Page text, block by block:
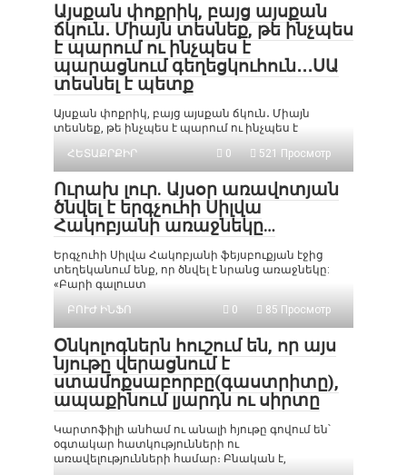
Այսքան փոքրիկ, բայց այսքան
ճկուն․ Միայն տեսնեք, թե ինչպես
է պարում ու ինչպես է
պարացնում գեղեցկուհուն․․․ՍԱ
տեսնել է պետք
Այսքան փոքրիկ, բայց այսքան ճկուն․ Միայն
տեսնեք, թե ինչպես է պարում ու ինչպես է
ՀԵՏԱՔՐՔԻՐ
0 521 Просмотр
Ուրախ լուր. Այսօր առավոտյան
ծնվել է երգչուհի Սիլվա
Հակոբյանի առաջնեկը…
Երգչուհի Սիլվա Հակոբյանի ֆեյսբուքյան էջից
տեղեկանում ենք, որ ծնվել է նրանց առաջնեկը:
«Բարի գալուստ
ԲՈՒԺ ԻՆՖՈ
0 85 Просмотр
Օնկոլոգներն հուշում են, որ այս
նյութը վերացնում է
ստամոքսաբորբը(գաստրիտը),
ապաքինում լյարդն ու սիրտը
Կարտոֆիլի անհամ ու անալի հյութը գովում են՝
օգտակար հատկությունների ու
առավելությունների համար։ Բնական է,